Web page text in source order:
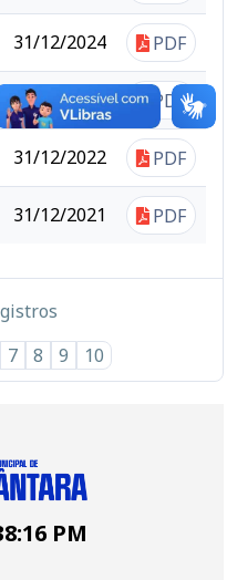
31/12/2024 PDF
31/12/2023 PDF
31/12/2022 PDF
31/12/2021 PDF
7 8 9 10
PM